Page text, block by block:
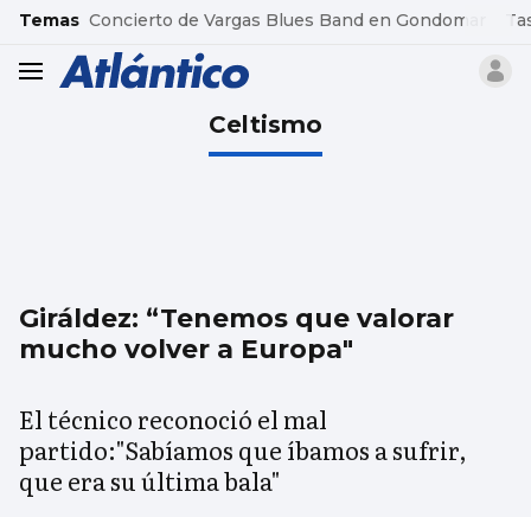
common.go-to-content
Temas Concierto de Vargas Blues Band en Gondomar
header.menu.open
Celtismo
Giráldez: “Tenemos que valorar
mucho volver a Europa"
El técnico reconoció el mal
partido:"Sabíamos que íbamos a sufrir,
que era su última bala"